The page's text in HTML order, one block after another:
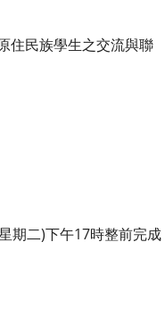
住民族學生之交流與聯
期二)下午17時整前完成